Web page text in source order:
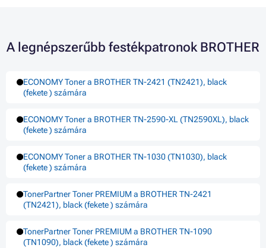
A legnépszerűbb festékpatronok BROTHER
ECONOMY Toner a BROTHER TN-2421 (TN2421), black
(fekete ) számára
ECONOMY Toner a BROTHER TN-2590-XL (TN2590XL), black
(fekete ) számára
ECONOMY Toner a BROTHER TN-1030 (TN1030), black
(fekete ) számára
TonerPartner Toner PREMIUM a BROTHER TN-2421
(TN2421), black (fekete ) számára
TonerPartner Toner PREMIUM a BROTHER TN-1090
(TN1090), black (fekete ) számára